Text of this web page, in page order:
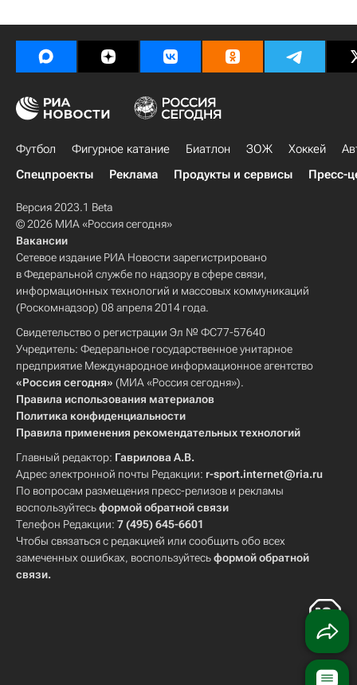
Футбол Фигурное катание Биатлон ЗОЖ Хоккей
Спецпроекты
Реклама Продукты и сервисы Пресс-
Версия 2023.1 Beta
© 2026 МИА «Россия сегодня»
Вакансии
Сетевое издание РИА Новости зарегистрировано
в Федеральной службе по надзору в сфере связи,
информационных технологий и массовых коммуникаций
(Роскомнадзор) 08 апреля 2014 года.
Свидетельство о регистрации Эл № ФС77-57640
Учредитель: Федеральное государственное унитарное
предприятие Международное информационное агентство
«Россия сегодня» (МИА «Россия сегодня»).
Правила использования материалов
Политика конфиденциальности
Правила применения рекомендательных технологий
Главный редактор: Гаврилова А.В.
Адрес электронной почты Редакции: r-sport.internet@ria.ru
По вопросам размещения пресс-релизов и рекламы
воспользуйтесьформой обратной связи
Телефон Редакции: 7 (495) 645-6601
Чтобы связаться с редакцией или сообщить обо всех
замеченных ошибках, воспользуйтесьформой обратной
связи.